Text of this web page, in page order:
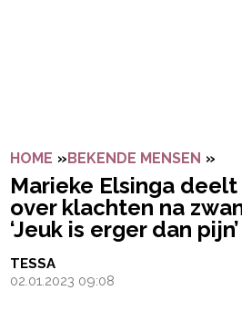
HOME »BEKENDE MENSEN »
Marieke Elsinga
over klachten na
‘Jeuk is erger dan pijn’
TESSA
02.01.2023 09:08